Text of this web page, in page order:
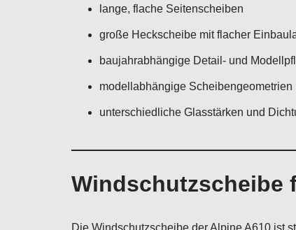
lange, flache Seitenscheiben
große Heckscheibe mit flacher
baujahrabhängige Detail- und
modellabhängige Scheibengeometrien
unterschiedliche Glasstärken und
Windschutzscheibe
Die Windschutzscheibe der Alpine A610 ist